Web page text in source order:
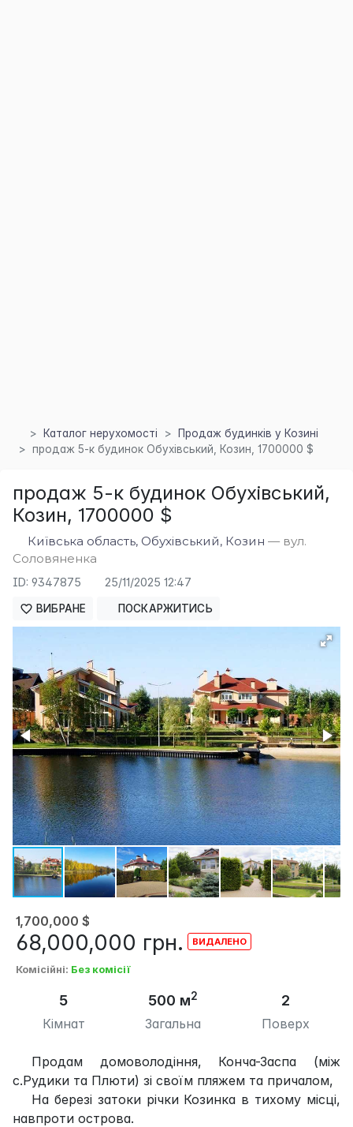
Каталог нерухомості
Продаж будинків у Козині
продаж 5-к будинок Обухівський, Козин, 1700000 $
продаж 5-к будинок Обухівський,
Козин, 1700000 $
Київська область, Обухівський, Козин — вул.
Соловяненка
ID: 9347875 25/11/2025 12:47
ВИБРАНЕ ПОСКАРЖИТИСЬ
1,700,000 $
68,000,000 грн.
Комісійні: Без комісії
5
Кімнат
500 м2
Загальна
2
Поверх
Продам домоволодіння, Конча-Заспа (між
с.Рудики та Плюти) зі своїм пляжем та причалом,
На березі затоки річки Козинка в тихому місці,
навпроти острова.
×